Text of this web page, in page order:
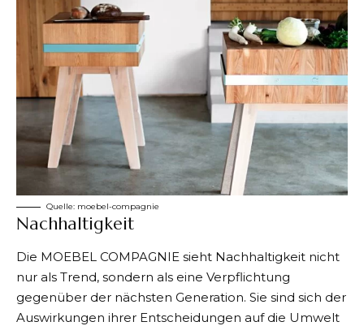
Quelle: moebel-compagnie
Nachhaltigkeit
Die MOEBEL COMPAGNIE sieht Nachhaltigkeit nicht
nur als Trend, sondern als eine Verpflichtung
gegenüber der nächsten Generation. Sie sind sich der
Auswirkungen ihrer Entscheidungen auf die Umwelt